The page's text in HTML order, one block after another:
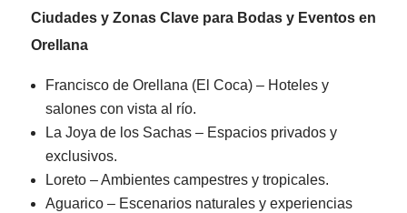
Ciudades y Zonas Clave para Bodas y Eventos en
Orellana
Francisco de Orellana (El Coca) – Hoteles y
salones con vista al río.
La Joya de los Sachas – Espacios privados y
exclusivos.
Loreto – Ambientes campestres y tropicales.
Aguarico – Escenarios naturales y experiencias